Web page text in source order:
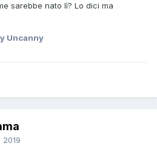
sarebbe nato lì? Lo dici ma
Uncanny